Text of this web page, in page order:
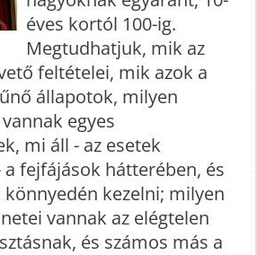
éves kortól 100-ig.
Megtudhatjuk, mik az
feltételei, mik azok a
állapotok, milyen
egyes
mi áll - az esetek
fejfájások hátterében, és
kezelni; milyen
vannak az elégtelen
és számos más a